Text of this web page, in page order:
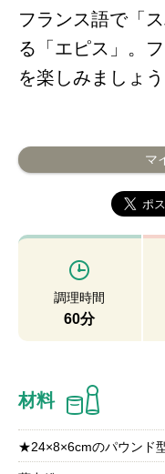
フランス語で「
る「エピス」。
を楽しみましょう
マ
調理時間
60分
材料
★24×8×6cmのパウンド